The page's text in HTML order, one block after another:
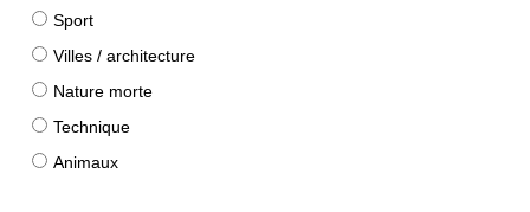
Sport
Villes / architecture
Nature morte
Technique
Animaux